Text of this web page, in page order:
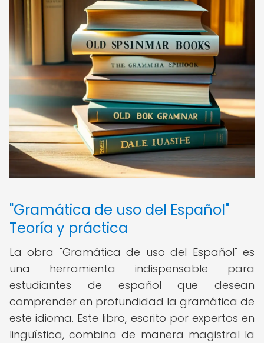
"Gramática de uso del Español"
Teoría y práctica
La obra "Gramática de uso del Español" es
una herramienta indispensable para
estudiantes de español que desean
comprender en profundidad la gramática de
este idioma. Este libro, escrito por expertos en
lingüística, combina de manera magistral la